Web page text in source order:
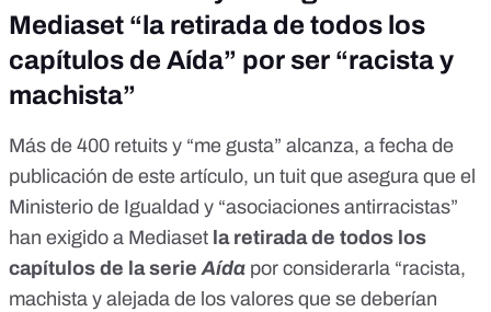
Mediaset “la retirada de todos los
capítulos de Aída” por ser “racista y
machista”
Más de 400 retuits y “me gusta” alcanza, a fecha de
publicación de este artículo, un tuit que asegura que el
Ministerio de Igualdad y “asociaciones antirracistas”
han exigido a Mediaset la retirada de todos los
capítulos de la serieAída por considerarla “racista,
machista y alejada de los valores que se deberían